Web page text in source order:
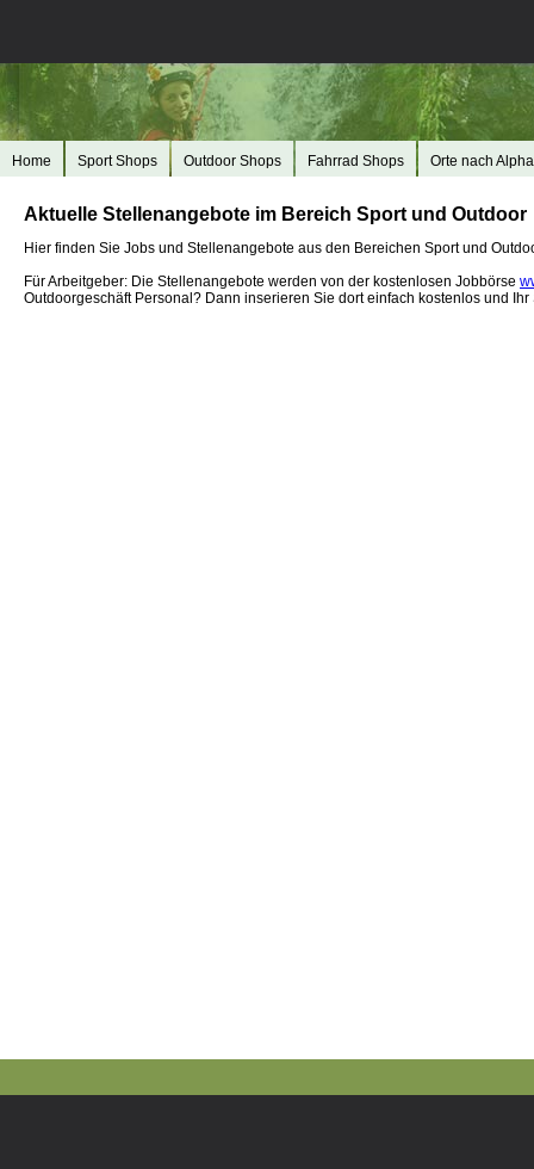
Home Sport Shops Outdoor Shops Fahrrad Shops Orte nach
Aktuelle Stellenangebote im Bereich Sport und Outdoor
Hier finden Sie Jobs und Stellenangebote aus den Bereichen Sport und
Für Arbeitgeber: Die Stellenangebote werden von der kostenlosen Jobbörse
Outdoorgeschäft Personal? Dann inserieren Sie dort einfach kostenlos und